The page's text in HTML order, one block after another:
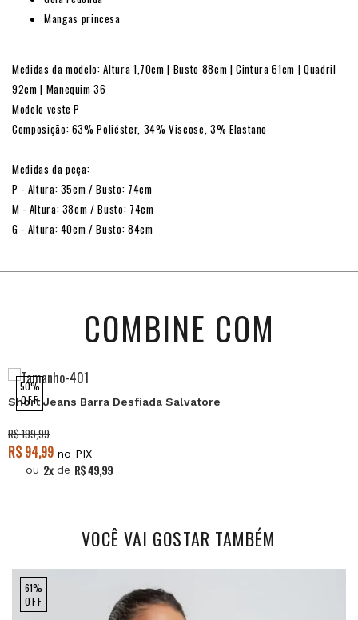
Mangas princesa
Medidas da modelo: Altura 1,70cm | Busto 88cm | Cintura 61cm | Quadril
92cm | Manequim 36
Modelo veste P
Composição: 63% Poliéster, 34% Viscose, 3% Elastano
Medidas da peça:
P - Altura: 35cm / Busto: 74cm
M - Altura: 38cm / Busto: 74cm
G - Altura: 40cm / Busto: 84cm
COMBINE COM
50%
OFF
Short Jeans Barra Desfiada Salvatore
R$ 199,99
R$ 94,99 no PIX
ou 2x de R$ 49,99
VOCÊ VAI GOSTAR TAMBÉM
61%
OFF